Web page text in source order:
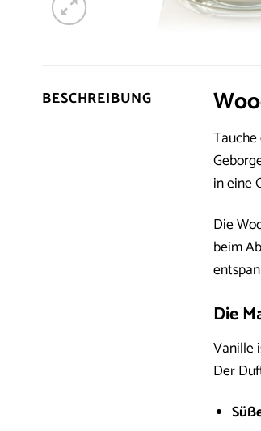
BESCHREIBUNG
in eine
Die
beim
Die
Vanille
Der